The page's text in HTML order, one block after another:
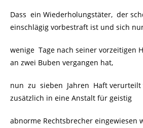
Dass ein Wiederholungstäter, der
einschlägig vorbestraft ist und sich
wenige Tage nach seiner vorzeitigen
an zwei Buben vergangen hat,
nun zu sieben Jahren Haft verurteilt
zusätzlich in eine Anstalt für geistig
abnorme Rechtsbrecher eingewiesen